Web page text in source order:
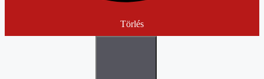
Törlés